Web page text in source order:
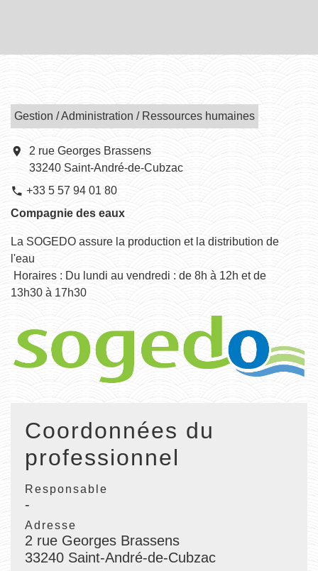
Gestion / Administration / Ressources humaines
location_on
2 rue Georges Brassens
33240 Saint-André-de-Cubzac
phone +33 5 57 94 01 80
Compagnie des eaux
La SOGEDO assure la production et la distribution de
l'eau
Horaires : Du lundi au vendredi : de 8h à 12h et de
13h30 à 17h30
Coordonnées du
professionnel
Responsable
-
Adresse
2 rue Georges Brassens
33240 Saint-André-de-Cubzac